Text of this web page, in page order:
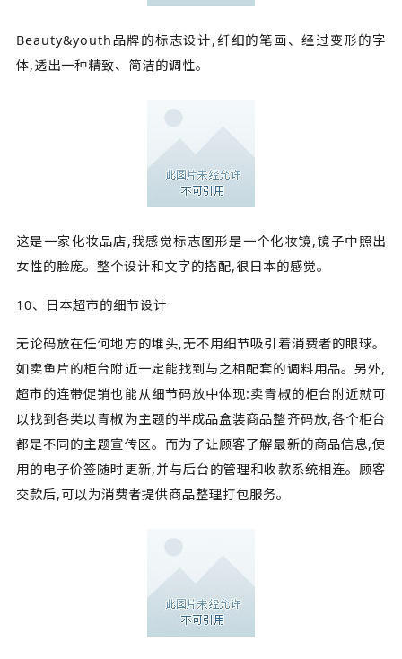
Beauty&youth品牌的标志设计,纤细的笔画、经过变形的字
体,透出一种精致、简洁的调性。
这是一家化妆品店,我感觉标志图形是一个化妆镜,镜子中照出
女性的脸庞。整个设计和文字的搭配,很日本的感觉。
10、日本超市的细节设计
无论码放在任何地方的堆头,无不用细节吸引着消费者的眼球。
如卖鱼片的柜台附近一定能找到与之相配套的调料用品。另外,
超市的连带促销也能从细节码放中体现:卖青椒的柜台附近就可
以找到各类以青椒为主题的半成品盒装商品整齐码放,各个柜台
都是不同的主题宣传区。而为了让顾客了解最新的商品信息,使
用的电子价签随时更新,并与后台的管理和收款系统相连。顾客
交款后,可以为消费者提供商品整理打包服务。